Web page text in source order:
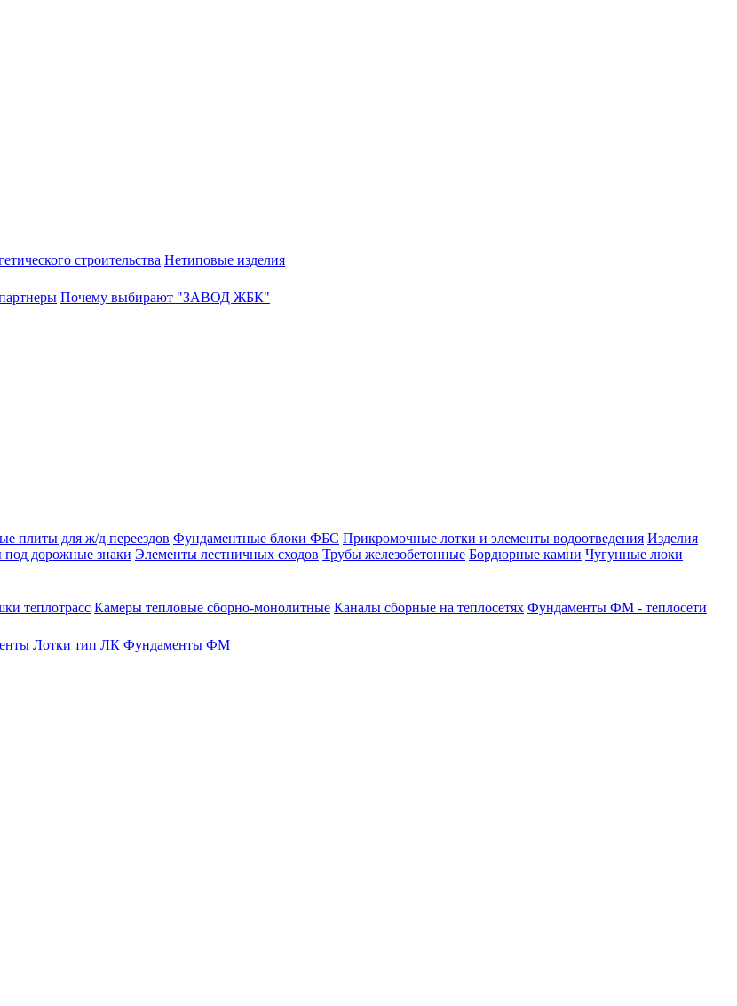
строительства Нетиповые изделия
Почему выбирают "ЗАВОД ЖБК"
плиты для ж/д переездов Фундаментные блоки ФБС Прикромочные лотки и элементы водоотведения Изделия
дорожные знаки Элементы лестничных сходов Трубы железобетонные Бордюрные камни Чугунные люки
теплотрасс Камеры тепловые сборно-монолитные Каналы сборные на теплосетях Фундаменты ФМ - теплосети
Лотки тип ЛК Фундаменты ФМ